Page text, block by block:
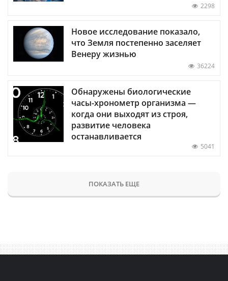
2298
Новое исследование показало,
что Земля постепенно заселяет
Венеру жизнью
36224
Обнаружены биологические
часы-хронометр организма —
когда они выходят из строя,
развитие человека
останавливается
5041
ПОКАЗАТЬ ЕЩЕ